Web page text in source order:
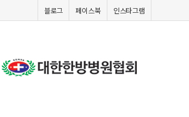
블로그 페이스북 인스타그램